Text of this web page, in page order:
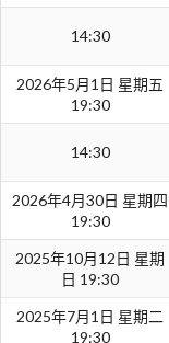
14:30
2026年5月1日 星期五
19:30
14:30
2026年4月30日 星期四
19:30
2025年10月12日 星期
日 19:30
2025年7月1日 星期二
19:30